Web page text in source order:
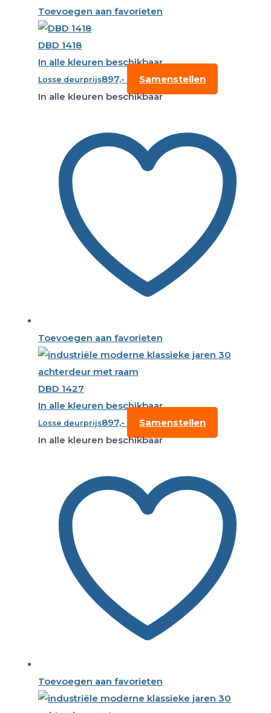
Toevoegen aan favorieten
DBD 1418
In alle kleuren beschikbaar
Losse deurprijs897,-
Samenstellen
In alle kleuren beschikbaar
Toevoegen aan favorieten
DBD 1427
In alle kleuren beschikbaar
Losse deurprijs897,-
Samenstellen
In alle kleuren beschikbaar
Toevoegen aan favorieten